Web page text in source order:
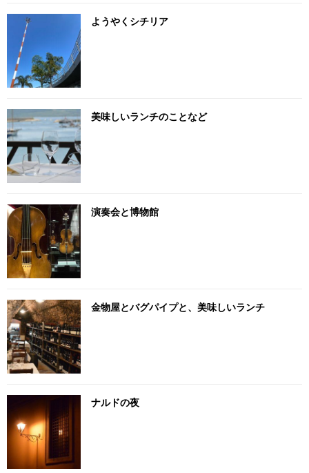
ようやくシチリア
美味しいランチのことなど
演奏会と博物館
金物屋とバグパイプと、美味しいランチ
ナルドの夜